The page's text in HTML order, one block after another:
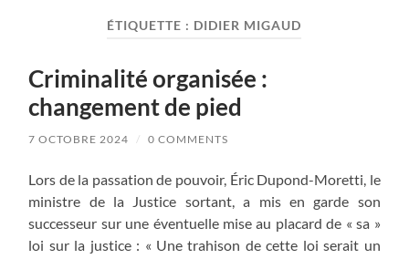
ÉTIQUETTE : DIDIER MIGAUD
Criminalité organisée :
changement de pied
7 OCTOBRE 2024 / 0 COMMENTS
Lors de la passation de pouvoir, Éric Dupond-Moretti, le
ministre de la Justice sortant, a mis en garde son
successeur sur une éventuelle mise au placard de « sa »
loi sur la justice : « Une trahison de cette loi serait un